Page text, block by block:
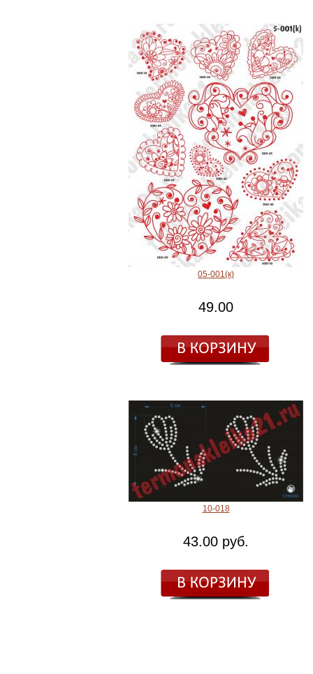
05-001(к)
49.00
10-018
43.00 руб.